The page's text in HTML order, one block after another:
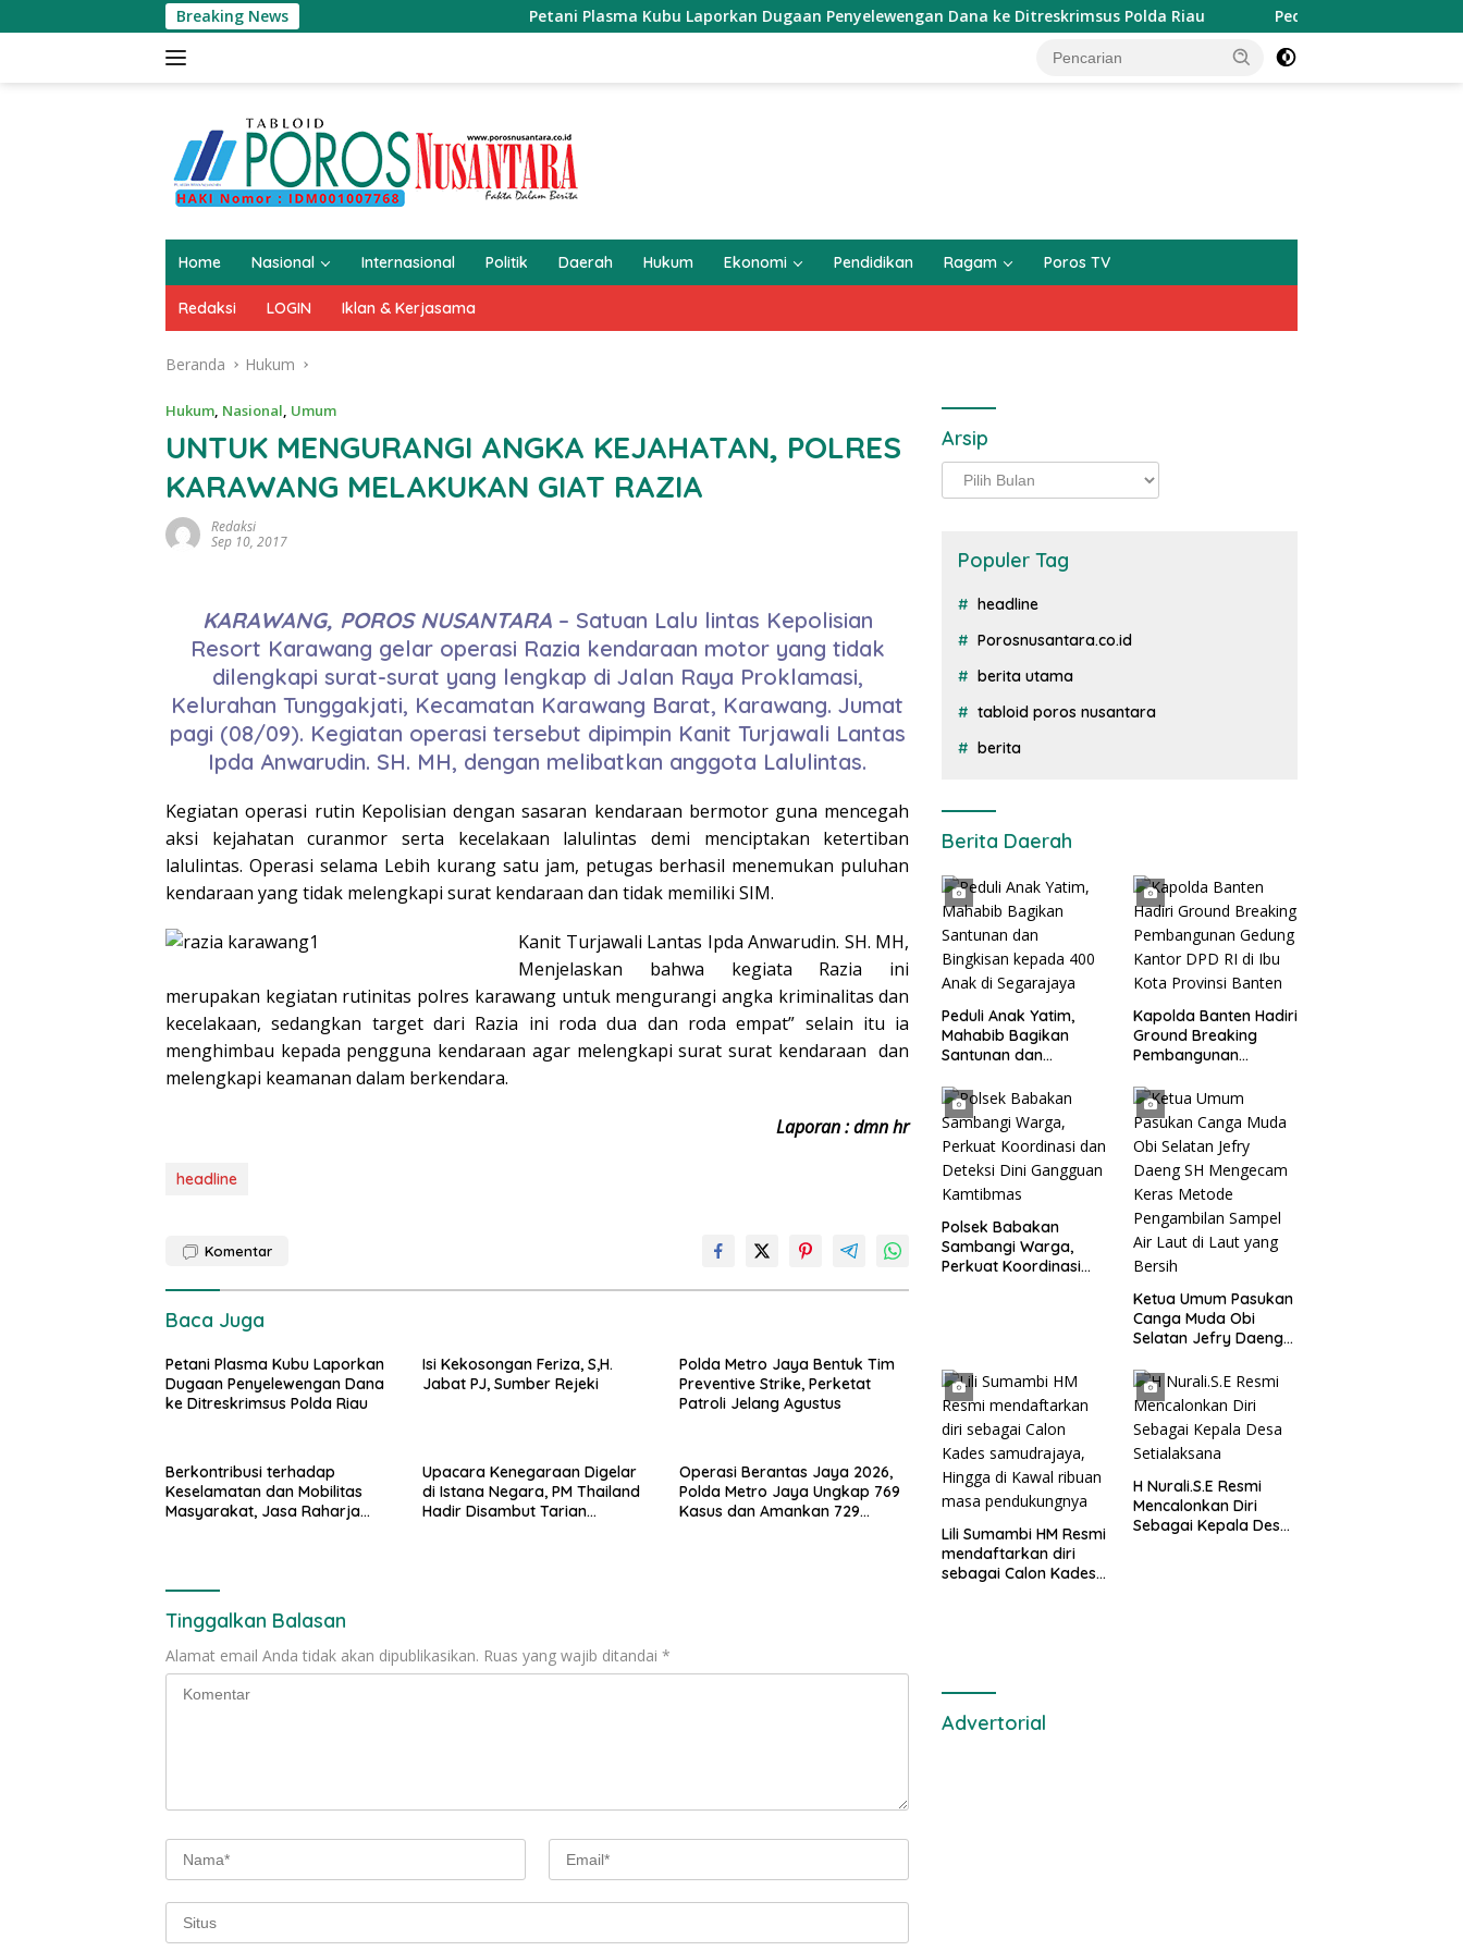
ke
Breaking News Petani Plasma Kubu Laporkan Dugaan Penyelewengan Dana ke Ditreskrimsus Polda Riau Peduli Anak Yatim, Mahabib
Home Nasional Internasional Politik Daerah Hukum Ekonomi Pendidikan Ragam Poros TV
Redaksi LOGIN Iklan & Kerjasama
Beranda Hukum
Hukum, Nasional, Umum
UNTUK MENGURANGI ANGKA KEJAHATAN, POLRES
KARAWANG MELAKUKAN GIAT RAZIA
Redaksi
Sep 10, 2017
KARAWANG, POROS NUSANTARA– Satuan Lalu lintas Kepolisian
Resort Karawang gelar operasi Razia kendaraan motor yang tidak
dilengkapi surat-surat yang lengkap di Jalan Raya Proklamasi,
Kelurahan Tunggakjati, Kecamatan Karawang Barat, Karawang. Jumat
pagi (08/09). Kegiatan operasi tersebut dipimpin Kanit Turjawali Lantas
Ipda Anwarudin. SH. MH, dengan melibatkan anggota Lalulintas.
Kegiatan operasi rutin Kepolisian dengan sasaran kendaraan bermotor guna mencegah
aksi kejahatan curanmor serta kecelakaan lalulintas demi menciptakan ketertiban
lalulintas. Operasi selama Lebih kurang satu jam, petugas berhasil menemukan puluhan
kendaraan yang tidak melengkapi surat kendaraan dan tidak memiliki SIM.
Kanit Turjawali Lantas Ipda Anwarudin. SH. MH,
Menjelaskan bahwa kegiata Razia ini
merupakan kegiatan rutinitas polres karawang untuk mengurangi angka kriminalitas dan
kecelakaan, sedangkan target dari Razia ini roda dua dan roda empat” selain itu ia
menghimbau kepada pengguna kendaraan agar melengkapi surat surat kendaraan dan
melengkapi keamanan dalam berkendara.
Laporan : dmn hr
headline
Komentar
Baca Juga
Petani Plasma Kubu Laporkan
Dugaan Penyelewengan Dana
ke Ditreskrimsus Polda Riau
Isi Kekosongan Feriza, S,H.
Jabat PJ, Sumber Rejeki
Polda Metro Jaya Bentuk Tim
Preventive Strike, Perketat
Patroli Jelang Agustus
Berkontribusi terhadap
Keselamatan dan Mobilitas
Masyarakat, Jasa Raharja
Upacara Kenegaraan Digelar
di Istana Negara, PM Thailand
Hadir Disambut Tarian
Operasi Berantas Jaya 2026,
Polda Metro Jaya Ungkap 769
Kasus dan Amankan 729
Tinggalkan Balasan
Alamat email Anda tidak akan dipublikasikan. Ruas yang wajib ditandai *
Arsip
Arsip
Populer Tag
headline
Porosnusantara.co.id
berita utama
tabloid poros nusantara
berita
Berita Daerah
Peduli Anak Yatim,
Mahabib Bagikan
Santunan dan
Anak di Segarajaya
Kapolda Banten Hadiri
Ground Breaking
Pembangunan
di Ibu Kota Provinsi
Banten
Polsek Babakan
Sambangi Warga,
Perkuat Koordinasi
Ketua Umum Pasukan
Canga Muda Obi
Selatan Jefry Daeng
Metode Pengambilan
Sampel Air Laut di
Laut yang Bersih
Lili Sumambi HM Resmi
mendaftarkan diri
sebagai Calon Kades
H Nurali.S.E Resmi
Mencalonkan Diri
Sebagai Kepala Desa
Advertorial